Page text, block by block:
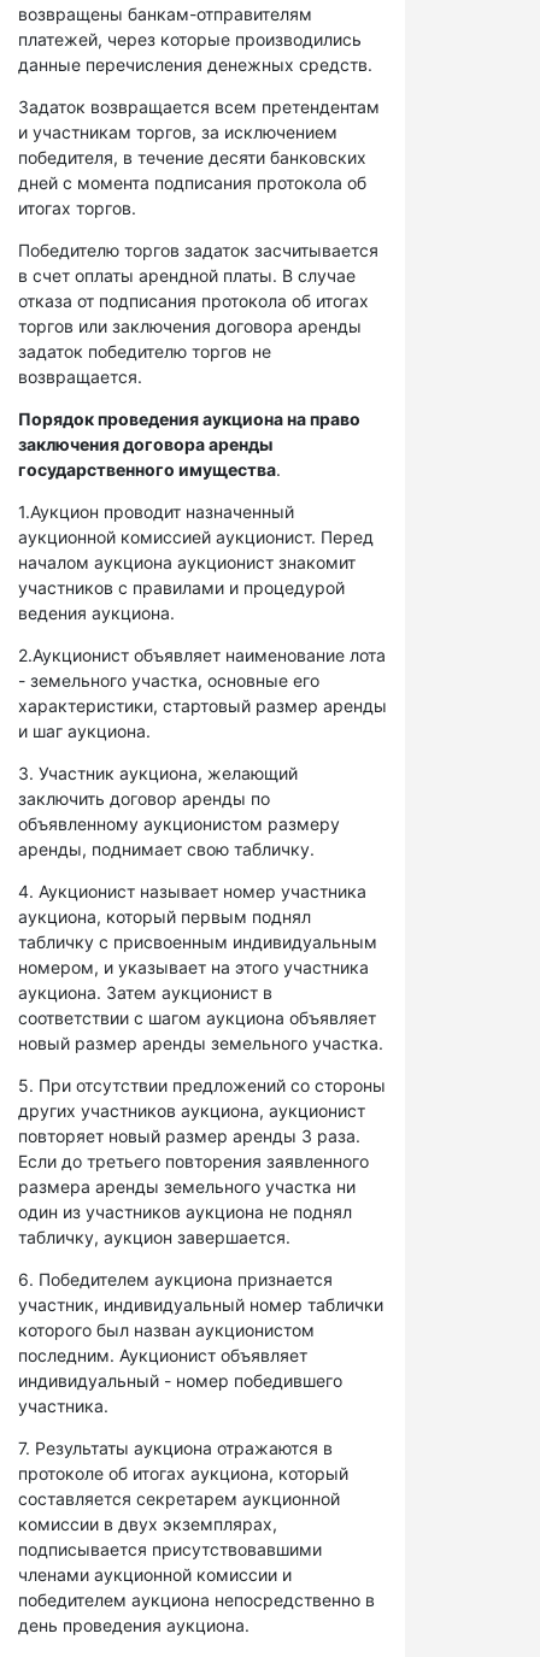
возвращены банкам-отправителям
платежей, через которые производились
данные перечисления денежных средств.
Задаток возвращается всем претендентам
и участникам торгов, за исключением
победителя, в течение десяти банковских
дней с момента подписания протокола об
итогах торгов.
Победителю торгов задаток засчитывается
в счет оплаты арендной платы. В случае
отказа от подписания протокола об итогах
торгов или заключения договора аренды
задаток победителю торгов не
возвращается.
Порядок проведения аукциона на право
заключения договора аренды
государственного имущества.
1.Аукцион проводит назначенный
аукционной комиссией аукционист. Перед
началом аукциона аукционист знакомит
участников с правилами и процедурой
ведения аукциона.
2.Аукционист объявляет наименование лота
- земельного участка, основные его
характеристики, стартовый размер аренды
и шаг аукциона.
3. Участник аукциона, желающий
заключить договор аренды по
объявленному аукционистом размеру
аренды, поднимает свою табличку.
4. Аукционист называет номер участника
аукциона, который первым поднял
табличку с присвоенным индивидуальным
номером, и указывает на этого участника
аукциона. Затем аукционист в
соответствии с шагом аукциона объявляет
новый размер аренды земельного участка.
5. При отсутствии предложений со стороны
других участников аукциона, аукционист
повторяет новый размер аренды 3 раза.
Если до третьего повторения заявленного
размера аренды земельного участка ни
один из участников аукциона не поднял
табличку, аукцион завершается.
6. Победителем аукциона признается
участник, индивидуальный номер таблички
которого был назван аукционистом
последним. Аукционист объявляет
индивидуальный - номер победившего
участника.
7. Результаты аукциона отражаются в
протоколе об итогах аукциона, который
составляется секретарем аукционной
комиссии в двух экземплярах,
подписывается присутствовавшими
членами аукционной комиссии и
победителем аукциона непосредственно в
день проведения аукциона.